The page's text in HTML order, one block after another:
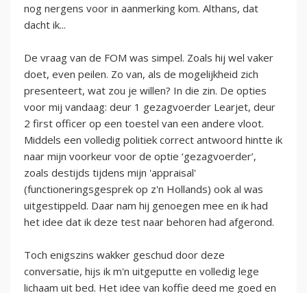
nog nergens voor in aanmerking kom. Althans, dat
dacht ik...
De vraag van de FOM was simpel. Zoals hij wel vaker
doet, even peilen. Zo van, als de mogelijkheid zich
presenteert, wat zou je willen? In die zin. De opties
voor mij vandaag: deur 1 gezagvoerder Learjet, deur
2 first officer op een toestel van een andere vloot.
Middels een volledig politiek correct antwoord hintte ik
naar mijn voorkeur voor de optie ‘gezagvoerder’,
zoals destijds tijdens mijn 'appraisal'
(functioneringsgesprek op z'n Hollands) ook al was
uitgestippeld. Daar nam hij genoegen mee en ik had
het idee dat ik deze test naar behoren had afgerond.
Toch enigszins wakker geschud door deze
conversatie, hijs ik m'n uitgeputte en volledig lege
lichaam uit bed. Het idee van koffie deed me goed en